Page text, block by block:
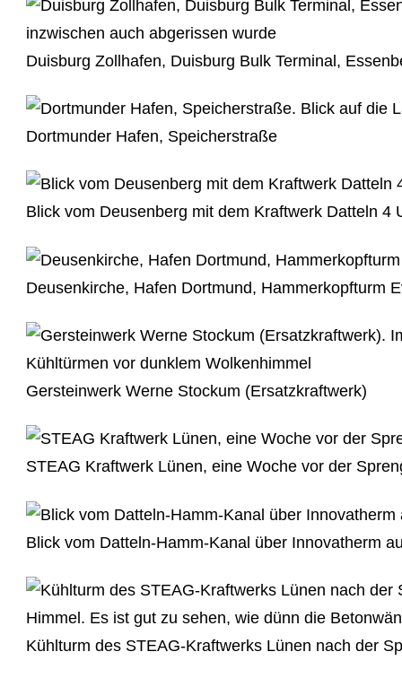
Duisburg Zollhafen, Duisburg Bulk Terminal,
Dortmunder Hafen, Speicherstraße
Blick vom Deusenberg mit dem Kraftwerk Datteln 4
Deusenkirche, Hafen Dortmund, Hammerkopfturm
Gersteinwerk Werne Stockum (Ersatzkraftwerk)
STEAG Kraftwerk Lünen, eine Woche vor der
Blick vom Datteln-Hamm-Kanal über Innovatherm
Kühlturm des STEAG-Kraftwerks Lünen nach der